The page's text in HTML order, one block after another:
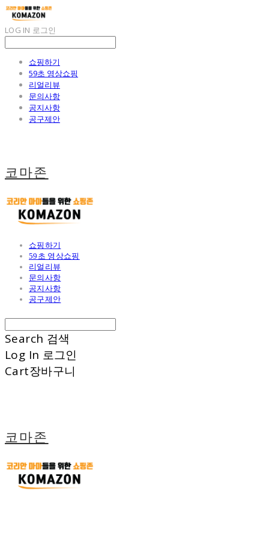
LOG IN 로그인
쇼핑하기
59초 영상쇼핑
리얼리뷰
문의사항
공지사항
공구제안
코마존
쇼핑하기
59초 영상쇼핑
리얼리뷰
문의사항
공지사항
공구제안
Search 검색
Log In 로그인
Cart장바구니
코마존